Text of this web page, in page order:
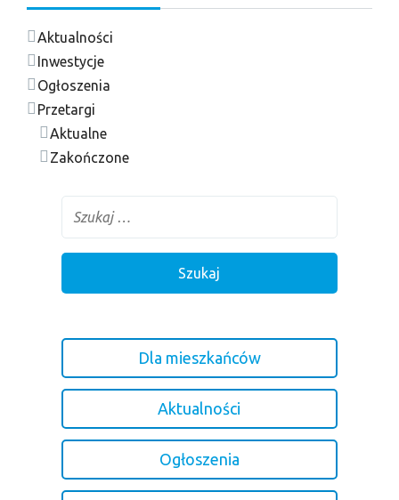
Aktualności
Inwestycje
Ogłoszenia
Przetargi
Aktualne
Zakończone
Dla mieszkańców
Aktualności
Ogłoszenia